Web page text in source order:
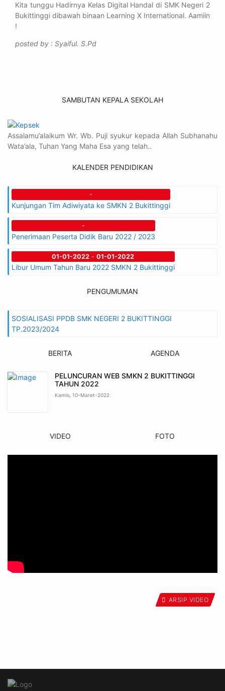
Kita tunggu Hadirnya Kelas Digital Handal di SMK Negeri 2
Bukittinggi dibawah binaan Learning X International. Aamiin
!
posted by : Syaiful. S.Pd
SAMBUTAN KEPALA SEKOLAH
Assalamu’alaikum Wr. Wb. Puji syukur kepada Allah Subhanahu
Wata’ala, Tuhan Yang Maha Esa yang telah..
KALENDER PENDIDIKAN
-
Kunjungan Tim Adiwiyata ke SMKN 2 Bukittinggi
-
Penerimaan Peserta Didik Baru 2022 / 2023
01-01-2022 -01-01-2022
Libur Umum Tahun Baru 2022 SMKN 2 Bukittinggi
PENGUMUMAN
SOSIALISASI PPDB SMK NEGERI 2 BUKITTINGGI
TP.2023/2024
BERITA AGENDA
PELUNCURAN WEB SMKN 2 BUKITTINGGI
TAHUN 2022
Kamis, 10-Maret-2022
VIDEO FOTO
ARSIP VIDEO